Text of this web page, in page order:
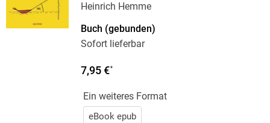
Heinrich Hemme
Buch (gebunden)
Sofort lieferbar
7,95 €*
Ein weiteres Format
eBook epub